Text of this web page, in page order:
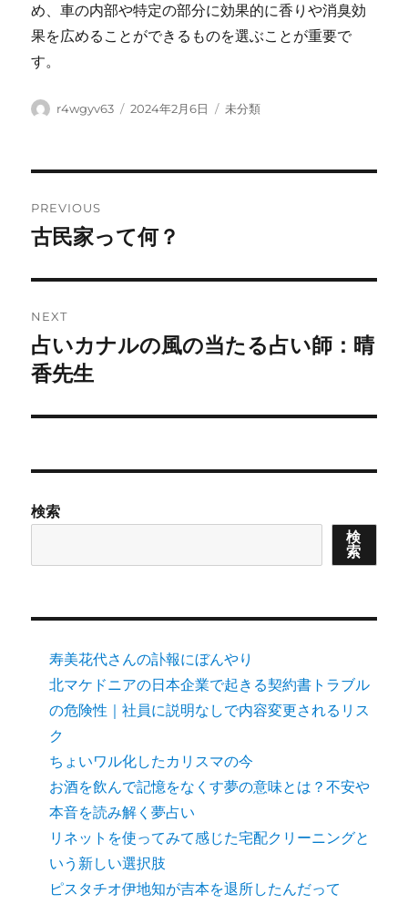
め、車の内部や特定の部分に効果的に香りや消臭効
果を広めることができるものを選ぶことが重要で
す。
Author
r4wgyv63
Posted
2024年2月6日 Categories
未分類
navigation
PREVIOUS
Previous
古民家って何？
NEXT
Next
post:
占いカナルの風の当たる占い師：晴
香先生
検索
検
索
寿美花代さんの訃報にぼんやり
北マケドニアの日本企業で起きる契約書トラブル
の危険性｜社員に説明なしで内容変更されるリス
ク
ちょいワル化したカリスマの今
お酒を飲んで記憶をなくす夢の意味とは？不安や
本音を読み解く夢占い
リネットを使ってみて感じた宅配クリーニングと
いう新しい選択肢
ピスタチオ伊地知が吉本を退所したんだって